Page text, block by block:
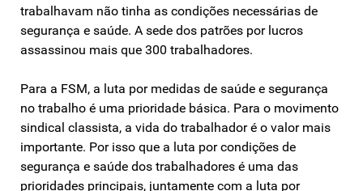
trabalhavam não tinha as condições necessárias de
segurança e saúde. A sede dos patrões por lucros
assassinou mais que 300 trabalhadores.
Para a FSM, a luta por medidas de saúde e segurança
no trabalho é uma prioridade básica. Para o movimento
sindical classista, a vida do trabalhador é o valor mais
importante. Por isso que a luta por condições de
segurança e saúde dos trabalhadores é uma das
prioridades principais, juntamente com a luta por